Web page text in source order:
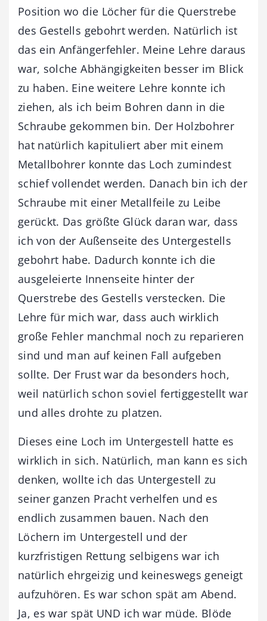
Position wo die Löcher für die Querstrebe
des Gestells gebohrt werden. Natürlich ist
das ein Anfängerfehler. Meine Lehre daraus
war, solche Abhängigkeiten besser im Blick
zu haben. Eine weitere Lehre konnte ich
ziehen, als ich beim Bohren dann in die
Schraube gekommen bin. Der Holzbohrer
hat natürlich kapituliert aber mit einem
Metallbohrer konnte das Loch zumindest
schief vollendet werden. Danach bin ich der
Schraube mit einer Metallfeile zu Leibe
gerückt. Das größte Glück daran war, dass
ich von der Außenseite des Untergestells
gebohrt habe. Dadurch konnte ich die
ausgeleierte Innenseite hinter der
Querstrebe des Gestells verstecken. Die
Lehre für mich war, dass auch wirklich
große Fehler manchmal noch zu reparieren
sind und man auf keinen Fall aufgeben
sollte. Der Frust war da besonders hoch,
weil natürlich schon soviel fertiggestellt war
und alles drohte zu platzen.
Dieses eine Loch im Untergestell hatte es
wirklich in sich. Natürlich, man kann es sich
denken, wollte ich das Untergestell zu
seiner ganzen Pracht verhelfen und es
endlich zusammen bauen. Nach den
Löchern im Untergestell und der
kurzfristigen Rettung selbigens war ich
natürlich ehrgeizig und keineswegs geneigt
aufzuhören. Es war schon spät am Abend.
Ja, es war spät UND ich war müde. Blöde